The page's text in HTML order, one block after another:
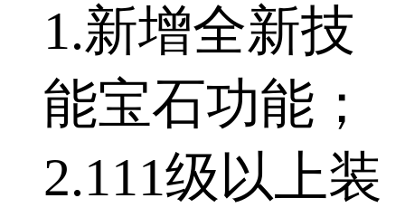
1.新增全新技
能宝石功能；
2.111级以上装